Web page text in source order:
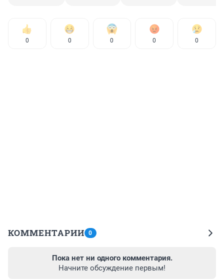
0 0 0 0 0
КОММЕНТАРИИ 0
Пока нет ни одного комментария.
Начните обсуждение первым!